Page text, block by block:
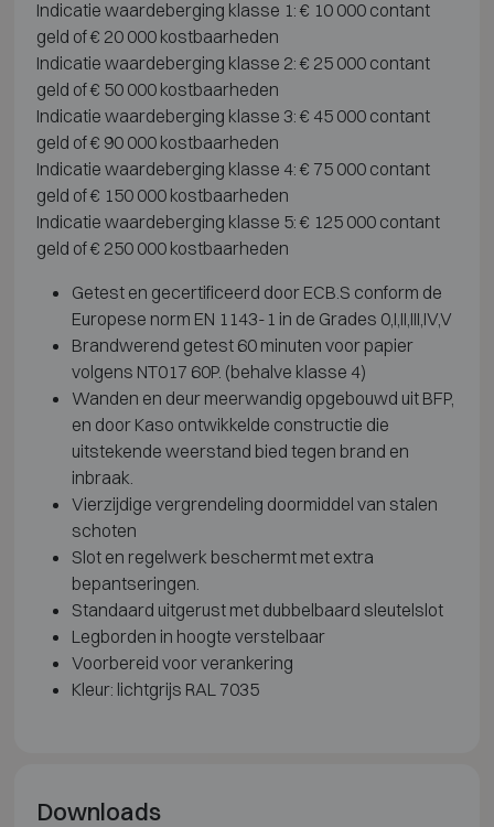
Indicatie waardeberging klasse 1: € 10 000 contant
geld of € 20 000 kostbaarheden
Indicatie waardeberging klasse 2: € 25 000 contant
geld of € 50 000 kostbaarheden
Indicatie waardeberging klasse 3: € 45 000 contant
geld of € 90 000 kostbaarheden
Indicatie waardeberging klasse 4: € 75 000 contant
geld of € 150 000 kostbaarheden
Indicatie waardeberging klasse 5: € 125 000 contant
geld of € 250 000 kostbaarheden
Getest en gecertificeerd door ECB.S conform de
Europese norm EN 1143-1 in de Grades 0,I,II,III,IV,V
Brandwerend getest 60 minuten voor papier
volgens NT017 60P. (behalve klasse 4)
Wanden en deur meerwandig opgebouwd uit BFP,
en door Kaso ontwikkelde constructie die
uitstekende weerstand bied tegen brand en
inbraak.
Vierzijdige vergrendeling doormiddel van stalen
schoten
Slot en regelwerk beschermt met extra
bepantseringen.
Standaard uitgerust met dubbelbaard sleutelslot
Legborden in hoogte verstelbaar
Voorbereid voor verankering
Kleur: lichtgrijs RAL 7035
Downloads